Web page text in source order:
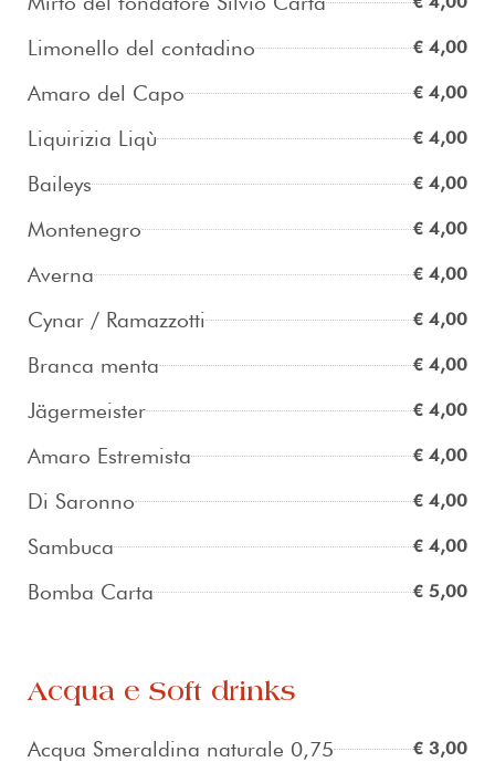
Limonello del contadino € 4,00
Amaro del Capo € 4,00
Liquirizia Liqù € 4,00
Baileys € 4,00
Montenegro € 4,00
Averna € 4,00
Cynar / Ramazzotti € 4,00
Branca menta € 4,00
Jägermeister € 4,00
Amaro Estremista € 4,00
Di Saronno € 4,00
Sambuca € 4,00
Bomba Carta € 5,00
Acqua e Soft drinks
Acqua Smeraldina naturale 0,75 € 3,00